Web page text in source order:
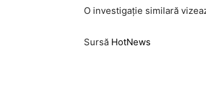
O investigaţie similară
Sursă HotNews